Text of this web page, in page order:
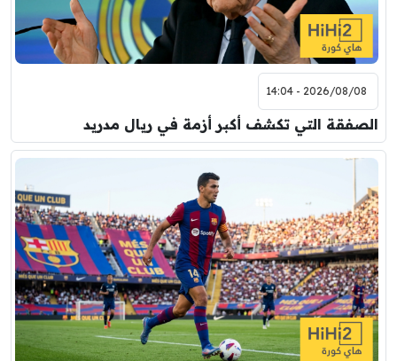
2026/08/08 - 14:04
الصفقة التي تكشف أكبر أزمة في ريال مدريد